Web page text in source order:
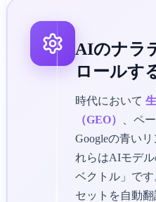
AIのナラ
ロールす
時代において
（GEO）
、ペ
Googleの青い
れらはAIモデ
ベクトル」で
セットを自動翻